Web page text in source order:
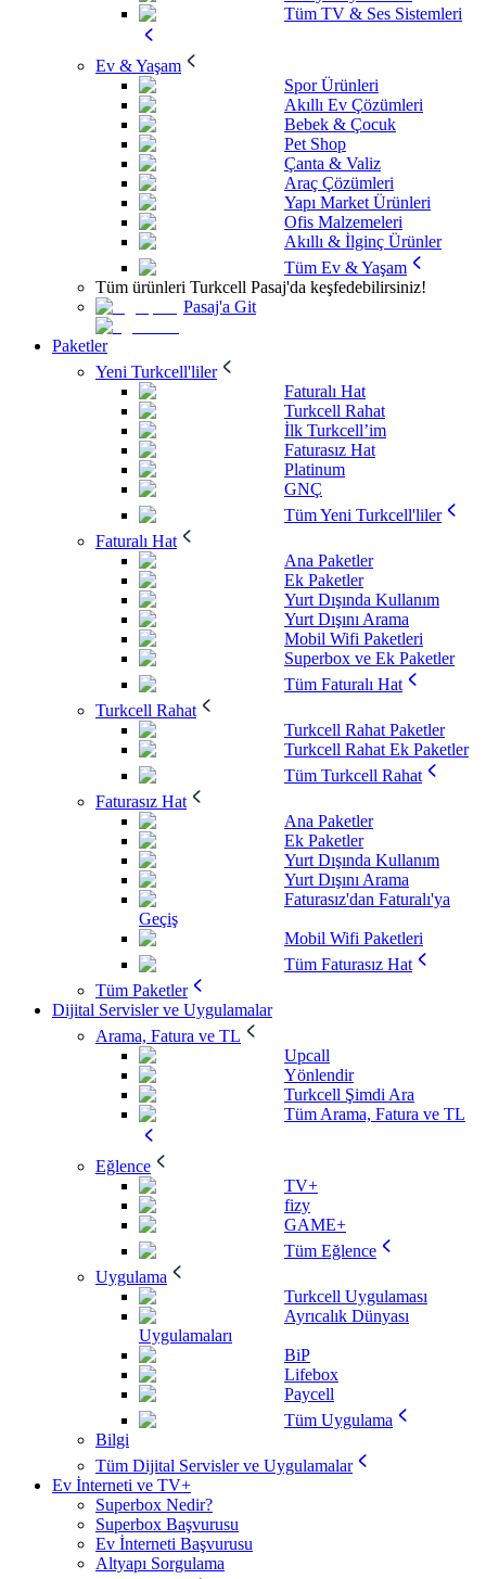
Tüm TV & Ses Sistemleri
Ev & Yaşam
Spor Ürünleri
Akıllı Ev Çözümleri
Bebek & Çocuk
Pet Shop
Çanta & Valiz
Araç Çözümleri
Yapı Market Ürünleri
Ofis Malzemeleri
Akıllı & İlginç Ürünler
Tüm Ev & Yaşam
Tüm ürünleri Turkcell Pasaj'da keşfedebilirsiniz!
Pasaj'a Git
Paketler
Yeni Turkcell'liler
Faturalı Hat
Turkcell Rahat
İlk Turkcell’im
Faturasız Hat
Platinum
GNÇ
Tüm Yeni Turkcell'liler
Faturalı Hat
Ana Paketler
Ek Paketler
Yurt Dışında Kullanım
Yurt Dışını Arama
Mobil Wifi Paketleri
Superbox ve Ek Paketler
Tüm Faturalı Hat
Turkcell Rahat
Turkcell Rahat Paketler
Turkcell Rahat Ek Paketler
Tüm Turkcell Rahat
Faturasız Hat
Ana Paketler
Ek Paketler
Yurt Dışında Kullanım
Yurt Dışını Arama
Faturasız'dan Faturalı'ya
Geçiş
Mobil Wifi Paketleri
Tüm Faturasız Hat
Tüm Paketler
Dijital Servisler ve Uygulamalar
Arama, Fatura ve TL
Upcall
Yönlendir
Turkcell Şimdi Ara
Tüm Arama, Fatura ve TL
Eğlence
TV+
fizy
GAME+
Tüm Eğlence
Uygulama
Turkcell Uygulaması
Ayrıcalık Dünyası
Uygulamaları
BiP
Lifebox
Paycell
Tüm Uygulama
Bilgi
Tüm Dijital Servisler ve Uygulamalar
Ev İnterneti ve TV+
Superbox Nedir?
Superbox Başvurusu
Ev İnterneti Başvurusu
Altyapı Sorgulama